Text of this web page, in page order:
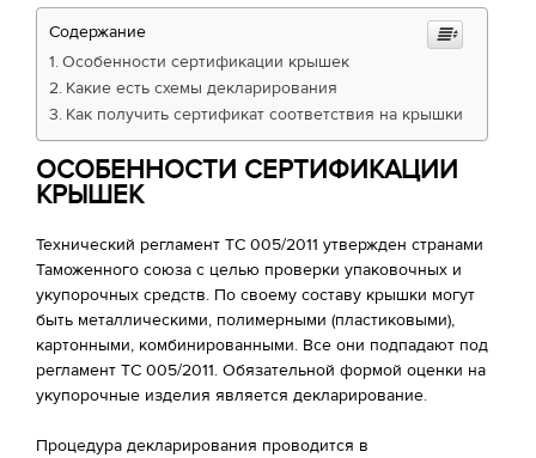
Содержание
Особенности сертификации крышек
Какие есть схемы декларирования
Как получить сертификат соответствия на крышки
ОСОБЕННОСТИ СЕРТИФИКАЦИИ
КРЫШЕК
Технический регламент ТС 005/2011 утвержден странами
Таможенного союза с целью проверки упаковочных и
укупорочных средств. По своему составу крышки могут
быть металлическими, полимерными (пластиковыми),
картонными, комбинированными. Все они подпадают под
регламент ТС 005/2011. Обязательной формой оценки на
укупорочные изделия является декларирование.
Процедура декларирования проводится в